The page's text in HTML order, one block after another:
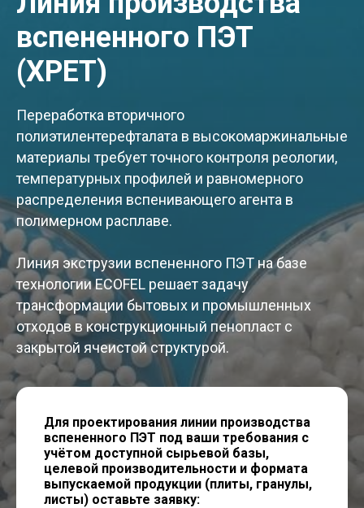
вспененного ПЭТ
(XPET)
Переработка вторичного
полиэтилентерефталата в высокомаржинальные
материалы требует точного контроля реологии,
температурных профилей и равномерного
распределения вспенивающего агента в
полимерном расплаве.
Линия экструзии вспененного ПЭТ на базе
технологии ECOFEL решает задачу
трансформации бытовых и промышленных
отходов в конструкционный пенопласт с
закрытой ячеистой структурой.
Для проектирования линии производства
вспененного ПЭТ под ваши требования с
учётом доступной сырьевой базы,
целевой производительности и формата
выпускаемой продукции (плиты, гранулы,
листы) оставьте заявку: